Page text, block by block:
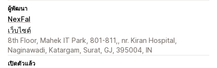
ผู้พัฒนา
NexFal
เว็บไซต์
8th Floor, Mahek IT Park, 801-811,, nr. Kiran Hospital,
Naginawadi, Katargam, Surat, GJ, 395004, IN
เปิดตัวแล้ว